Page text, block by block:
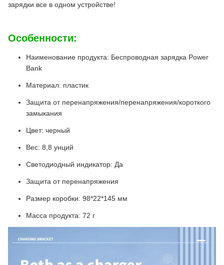
зарядки все в одном устройстве!
Особенности:
Наименование продукта: Беспроводная зарядка Power
Bank
Материал: пластик
Защита от перенапряжения/перенапряжения/короткого
замыкания
Цвет: черный
Вес: 8,8 унций
Светодиодный индикатор: Да
Защита от перенапряжения
Размер коробки: 98*22*145 мм
Масса продукта: 72 г